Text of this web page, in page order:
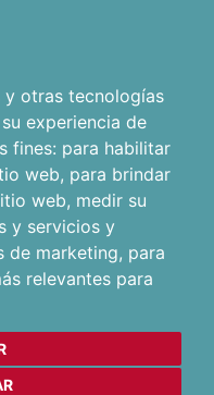
otras tecnologías
experiencia de
fines: para habilitar
web, para brindar
web, medir su
y servicios y
de marketing, para
relevantes para